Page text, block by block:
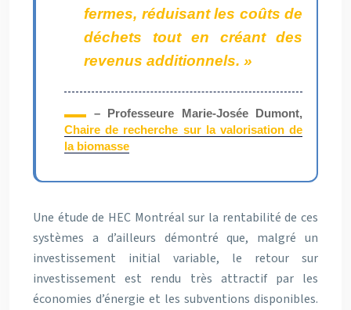
fermes, réduisant les coûts de
déchets tout en créant des
revenus additionnels. »
– Professeure Marie-Josée Dumont,
Chaire de recherche sur la valorisation de
la biomasse
Une étude de HEC Montréal sur la rentabilité de ces
systèmes a d’ailleurs démontré que, malgré un
investissement initial variable, le retour sur
investissement est rendu très attractif par les
économies d’énergie et les subventions disponibles.